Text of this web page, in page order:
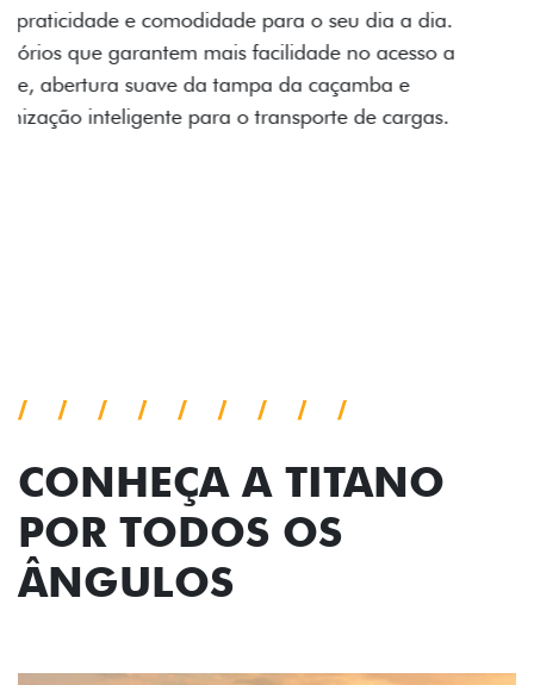
Prepare sua picape para qualquer desafio. O Pack
off-road combina engate de reboque para até 3,5
toneladas, alargadores de para-lamas e overbumper,
oferecendo mais capacidade de reboque, proteção
CONHEÇA A TITANO
POR TODOS OS
ÂNGULOS